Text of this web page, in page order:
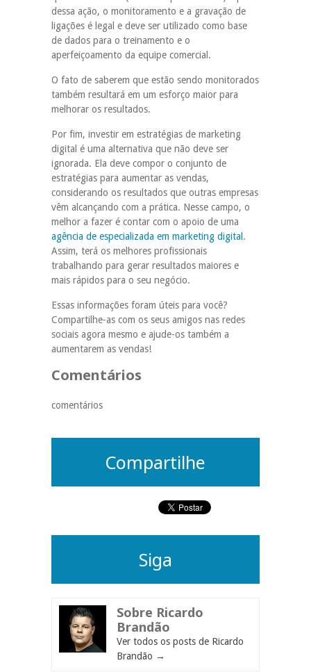
dessa ação, o monitoramento e a gravação de
ligações é legal e deve ser utilizado como base
de dados para o treinamento e o
aperfeiçoamento da equipe comercial.
O fato de saberem que estão sendo monitorados
também resultará em um esforço maior para
melhorar os resultados.
Por fim, investir em estratégias de marketing
digital é uma alternativa que não deve ser
ignorada. Ela deve compor o conjunto de
estratégias para aumentar as vendas,
considerando os resultados que outras empresas
vêm alcançando com a prática. Nesse campo, o
melhor a fazer é contar com o apoio de uma
agência de especializada em marketing digital .
Assim, terá os melhores profissionais
trabalhando para gerar resultados maiores e
mais rápidos para o seu negócio.
Essas informações foram úteis para você?
Compartilhe-as com os seus amigos nas redes
sociais agora mesmo e ajude-os também a
aumentarem as vendas!
Comentários
comentários
Compartilhe
Siga
Sobre Ricardo
Brandão
Ver todos os posts de Ricardo
Brandão →